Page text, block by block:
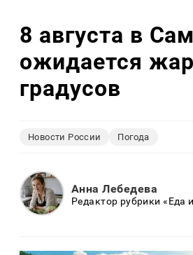
8 августа в
ожидается
градусов
Новости России Погода
Анна Лебедева
Редактор рубрики «Еда